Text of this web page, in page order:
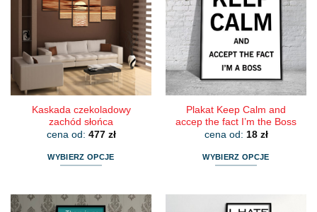
Opcje
można
wybrać
na
stronie
produktu
Opcje
można
wybrać
na
stronie
produktu
Kaskada czekoladowy
zachód słońca
cena od: 477 zł
WYBIERZ OPCJE
ma
Plakat Keep Calm and
accep the fact I’m the Boss
cena od: 18 zł
WYBIERZ OPCJE
ma